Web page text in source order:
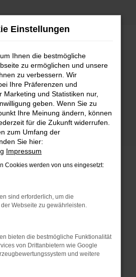
Error
aufgetreten.
die dir helfen können:
Firewall und deine
zum Beispiel deine
wie Werbeblocker,
bestimmter Seiten
oder in einem privaten
neu.
helfen, vorübergehende
Einstellungen
Ihnen die bestmögliche
zu ermöglichen und unsere
zu verbessern. Wir
Ihre Präferenzen und
Marketing und Statistiken nur,
geben. Wenn Sie zu
Ihre Meinung ändern, können
für die Zukunft widerrufen.
zum Umfang der
Sie hier:
Impressum
Cookies werden von uns eingesetzt:
sind erforderlich, um die
Webseite zu gewährleisten.
bieten die bestmögliche Funktionalität
von Drittanbietern wie Google
und weitere